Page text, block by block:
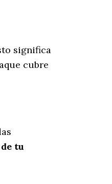
significa
cubre
tu